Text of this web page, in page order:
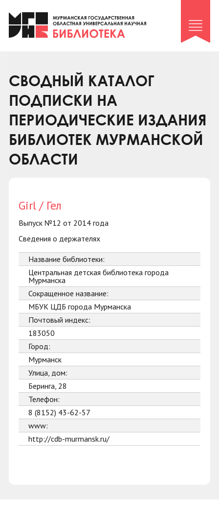
Клуб «Гиря и сельдерей»
Клуб «Семейный архив»
Коллегам
Контакты
СВОДНЫЙ КАТАЛОГ
ПОДПИСКИ НА
ПЕРИОДИЧЕСКИЕ ИЗДАНИЯ
БИБЛИОТЕК МУРМАНСКОЙ
ОБЛАСТИ
Girl / Гел
Выпуск №12 от 2014 года
Сведения о держателях
Название библиотеки:
Центральная детская библиотека города
Мурманска
Сокращенное название:
МБУК ЦДБ города Мурманска
Почтовый индекс:
183050
Город:
Мурманск
Улица, дом:
Беринга, 28
Телефон:
8 (8152) 43-62-57
www:
http://cdb-murmansk.ru/